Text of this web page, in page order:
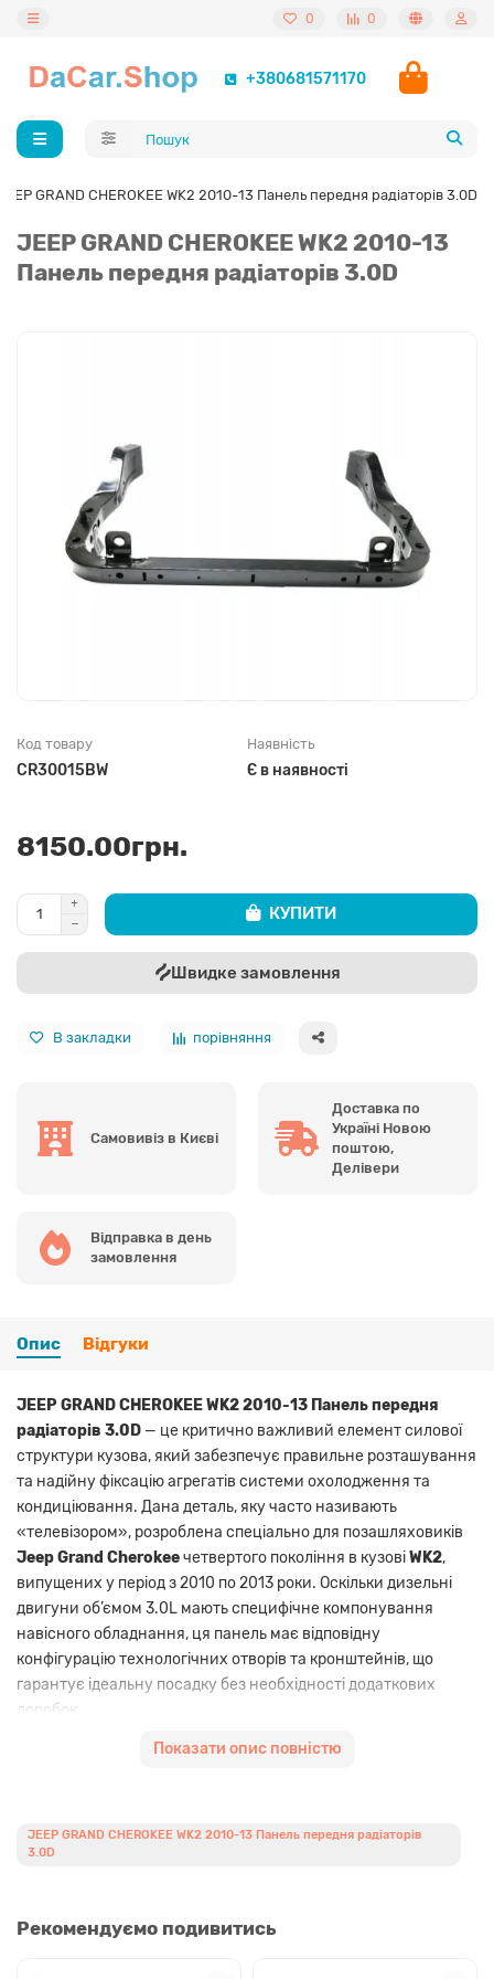
0 0
+380681571170
GRAND CHEROKEE WK2 2010-13 Панель передня радіаторів 3.0D
JEEP GRAND CHEROKEE WK2 2010-13
Панель передня радіаторів 3.0D
Код товару
CR30015BW
Наявність
Є в наявності
8150.00грн.
КУПИТИ
Швидке замовлення
В закладки порівняння
Самовивіз в Києві
Доставка по
Україні Новою
поштою,
Делівери
Відправка в день
замовлення
Опис Відгуки
JEEP GRAND CHEROKEE WK2 2010-13 Панель передня
радіаторів 3.0D — це критично важливий елемент силової
структури кузова, який забезпечує правильне розташування
та надійну фіксацію агрегатів системи охолодження та
кондиціювання. Дана деталь, яку часто називають
«телевізором», розроблена спеціально для позашляховиків
Jeep Grand Cherokeeчетвертого покоління в кузовіWK2,
випущених у період з 2010 по 2013 роки. Оскільки дизельні
двигуни об’ємом 3.0L мають специфічне компонування
навісного обладнання, ця панель має відповідну
конфігурацію технологічних отворів та кронштейнів, що
гарантує ідеальну посадку без необхідності додаткових
доробок.
aftermarketаналога для відновлення
такими як капот, фари та крила. Наша передня панель
температурних перепадів, які виникають у моторному відсіку
Показати опис повністю
JEEP GRAND CHEROKEE WK2 2010-13 Панель передня радіаторів
3.0D
Рекомендуємо подивитись